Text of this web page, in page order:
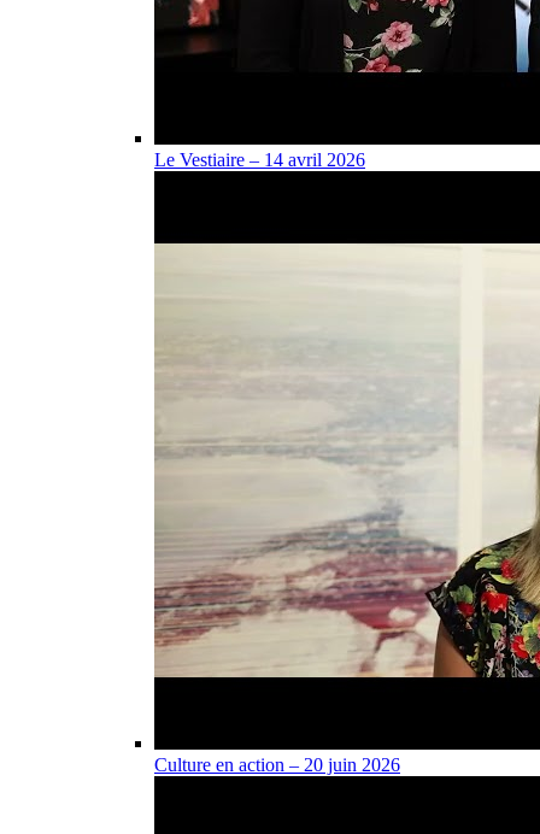
Le Vestiaire – 14 avril 2026
Culture en action – 20 juin 2026